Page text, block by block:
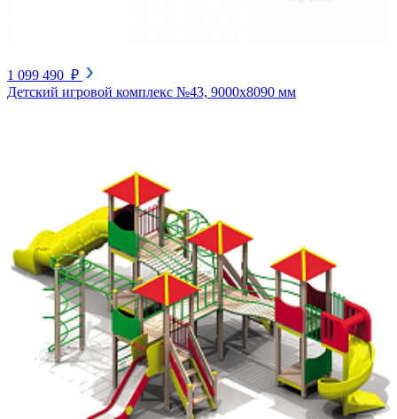
1 099 490 ₽
Детский игровой комплекс №43, 9000х8090 мм